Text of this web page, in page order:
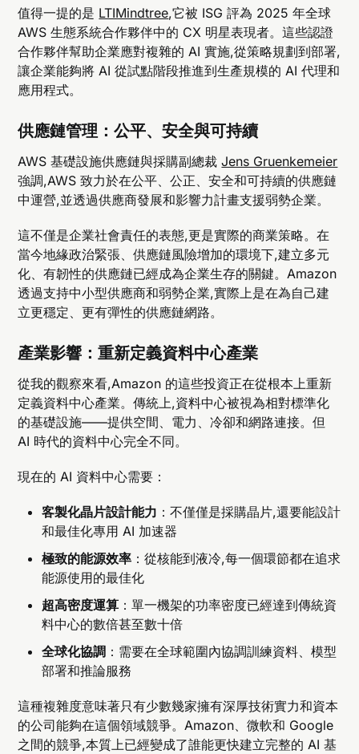
值得一提的是 LTIMindtree,它被 ISG 評為 2025 年全球
AWS 生態系統合作夥伴中的 CX 明星表現者。這些認證
合作夥伴幫助企業應對複雜的 AI 實施,從策略規劃到部署,
讓企業能夠將 AI 從試點階段推進到生產規模的 AI 代理和
應用程式。
供應鏈管理：公平、安全與可持續
AWS 基礎設施供應鏈與採購副總裁Jens Gruenkemeier
強調,AWS 致力於在公平、公正、安全和可持續的供應鏈
中運營,並透過供應商發展和影響力計畫支援弱勢企業。
這不僅是企業社會責任的表態,更是實際的商業策略。在
當今地緣政治緊張、供應鏈風險增加的環境下,建立多元
化、有韌性的供應鏈已經成為企業生存的關鍵。Amazon
透過支持中小型供應商和弱勢企業,實際上是在為自己建
立更穩定、更有彈性的供應鏈網路。
產業影響：重新定義資料中心產業
從我的觀察來看,Amazon 的這些投資正在從根本上重新
定義資料中心產業。傳統上,資料中心被視為相對標準化
的基礎設施——提供空間、電力、冷卻和網路連接。但
AI 時代的資料中心完全不同。
現在的 AI 資料中心需要：
客製化晶片設計能力 ：不僅僅是採購晶片,還要能設計
和最佳化專用 AI 加速器
極致的能源效率 ：從核能到液冷,每一個環節都在追求
能源使用的最佳化
超高密度運算 ：單一機架的功率密度已經達到傳統資
料中心的數倍甚至數十倍
全球化協調 ：需要在全球範圍內協調訓練資料、模型
部署和推論服務
這種複雜度意味著只有少數幾家擁有深厚技術實力和資本
的公司能夠在這個領域競爭。Amazon、微軟和 Google
之間的競爭,本質上已經變成了誰能更快建立完整的 AI 基